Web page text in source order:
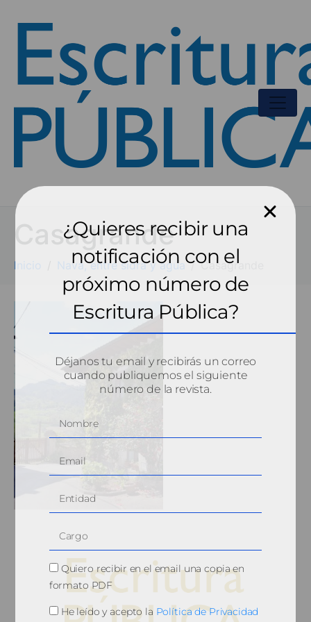
Casagrande
Inicio Nava, entre sidra y agua Casagrande
¿Quieres recibir una
notificación con el
próximo número de
Escritura Pública?
Déjanos tu email y recibirás un correo
cuando publiquemos el siguiente
número de la revista.
Quiero recibir en el email una copia en
formato PDF
He leído y acepto la Política de Privacidad